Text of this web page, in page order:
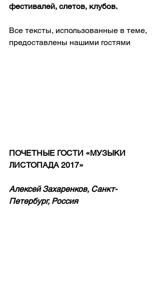
фестивалей, слетов, клубов.
Все тексты, использованные в теме,
предоставлены нашими гостями
ПОЧЕТНЫЕ ГОСТИ «МУЗЫКИ
ЛИСТОПАДА 2017»
Алексей Захаренков, Санкт-
Петербург, Россия